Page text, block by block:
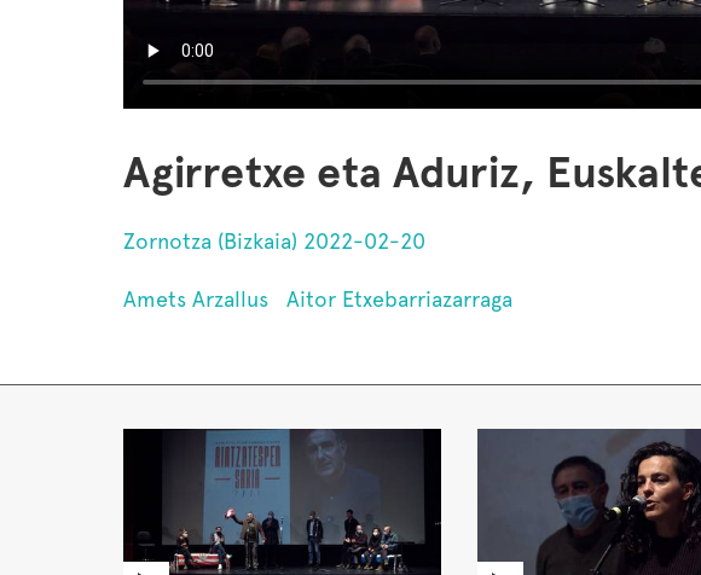
Agirretxe eta Aduriz,
Zornotza (Bizkaia) 2022-02-20
Amets Arzallus Aitor Etxebarriazarraga